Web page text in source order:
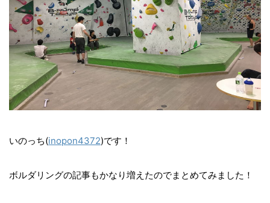
いのっち(inopon4372)です！
ボルダリングの記事もかなり増えたのでまとめてみました！